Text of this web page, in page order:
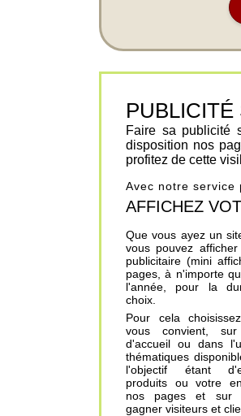
Faire sa publicité
disposition nos
profitez de cette
Avec notre service
AFFICHEZ
Que vous ayez un
vous pouvez
publicitaire (mini
pages, à n'importe
l'année, pour la
choix.
Pour cela
vous convient,
d'accueil ou dans
thématiques
l'objectif étant
produits ou votre
nos pages et sur
gagner visiteurs et